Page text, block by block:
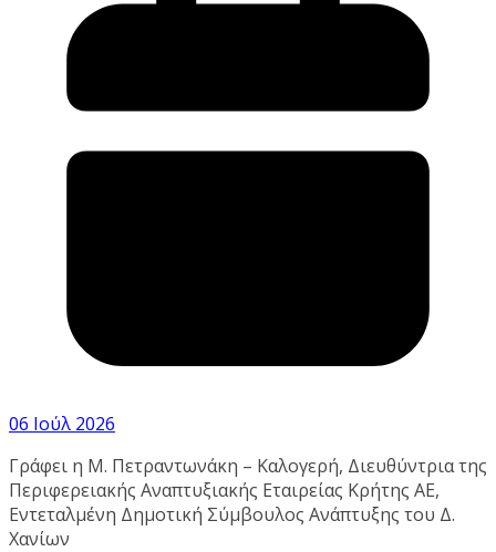
06 Ιούλ 2026
Γράφει η Μ. Πετραντωνάκη – Καλογερή, Διευθύντρια της
Περιφερειακής Αναπτυξιακής Εταιρείας Κρήτης ΑΕ,
Εντεταλμένη Δημοτική Σύμβουλος Ανάπτυξης του Δ.
Χανίων